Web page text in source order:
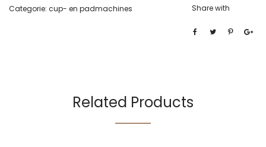
Categorie: cup- en padmachines Share with
Related Products